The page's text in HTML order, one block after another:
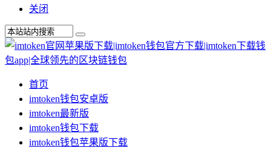
关闭
首页
imtoken钱包安卓版
imtoken最新版
imtoken钱包下载
imtoken钱包苹果版下载